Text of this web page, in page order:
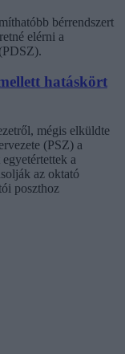
bérrendszert
elérni a
hatáskört
mégis elküldte
(PSZ) a
a
az oktató
poszthoz